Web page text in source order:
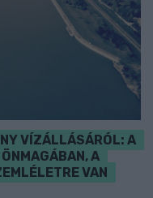
VÍZÁLLÁSÁRÓL: A
A
VAN